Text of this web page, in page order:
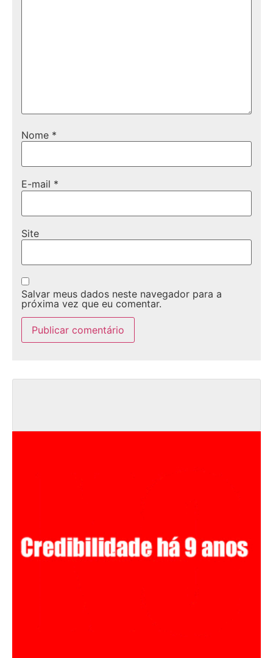
Nome *
E-mail *
Site
Salvar meus dados neste navegador para a
próxima vez que eu comentar.